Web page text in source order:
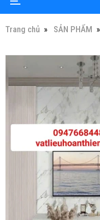
Trang chủ SẢN PHẨM